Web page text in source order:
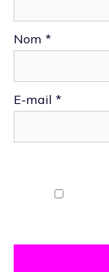
Nom *
E-mail *